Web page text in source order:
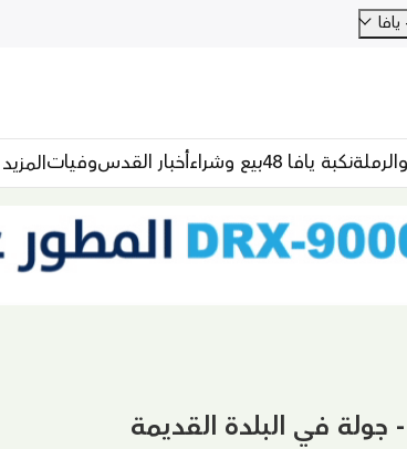
نكبة يافا 48 بيع وشراءأخبار القدسوفياتالمزيد